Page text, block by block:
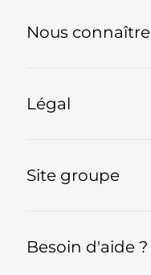
Nous connaître
Légal
Site groupe
Besoin d'aide ?